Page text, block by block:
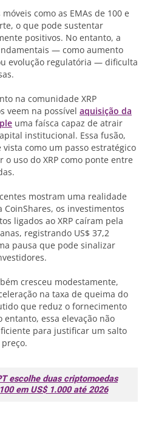
como as EMAs de 100 e
o que pode sustentar
positivos. No entanto, a
— como aumento
evolução regulatória — dificulta
na comunidade XRP
veem na possível aquisição da
uma faísca capaz de atrair
institucional. Essa fusão,
como um passo estratégico
uso do XRP como ponte entre
mostram uma realidade
CoinShares, os investimentos
ligados ao XRP caíram pela
registrando US$ 37,2
pausa que pode sinalizar
cresceu modestamente,
na taxa de queima do
que reduz o fornecimento
entanto, essa elevação não
para justificar um salto
escolhe duas criptomoedas
em US$ 1.000 até 2026